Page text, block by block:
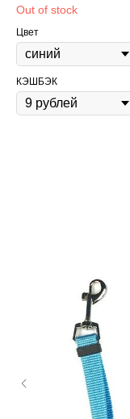
Out of stock
Цвет
КЭШБЭК
Make great
stories, blogs,